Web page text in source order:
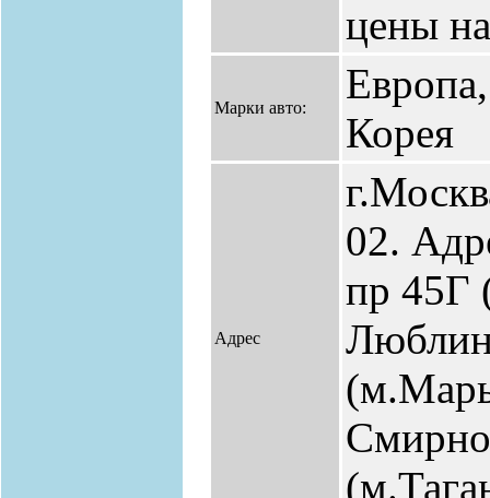
цены
Марки авто:
Корея
Адрес
02.
пр 45Г